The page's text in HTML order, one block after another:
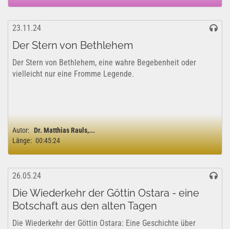
23.11.24
Der Stern von Bethlehem
Der Stern von Bethlehem, eine wahre Begebenheit oder
vielleicht nur eine Fromme Legende.
Autor: Dr. Matthias Rauls,...
Länge: 00:45:24
26.05.24
Die Wiederkehr der Göttin Ostara - eine
Botschaft aus den alten Tagen
Die Wiederkehr der Göttin Ostara: Eine Geschichte über